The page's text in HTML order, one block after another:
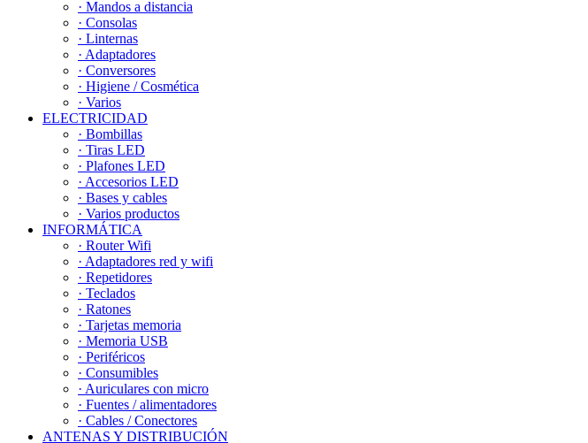
· Mandos a distancia
· Consolas
· Linternas
· Adaptadores
· Conversores
· Higiene / Cosmética
· Varios
ELECTRICIDAD
· Bombillas
· Tiras LED
· Plafones LED
· Accesorios LED
· Bases y cables
· Varios productos
INFORMÁTICA
· Router Wifi
· Adaptadores red y wifi
· Repetidores
· Teclados
· Ratones
· Tarjetas memoria
· Memoria USB
· Periféricos
· Consumibles
· Auriculares con micro
· Fuentes / alimentadores
· Cables / Conectores
ANTENAS Y DISTRIBUCIÓN